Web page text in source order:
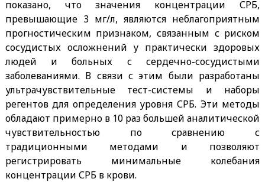
показано, что значения концентрации СРБ,
превышающие 3 мг/л, являются неблагоприятным
прогностическим признаком, связанным с риском
сосудистых осложнений у практически здоровых
людей и больных с сердечно-сосудистыми
заболеваниями. В связи с этим были разработаны
ультрачувствительные тест-системы и наборы
регентов для определения уровня СРБ. Эти методы
обладают примерно в 10 раз большей аналитической
чувствительностью по сравнению с
традиционными методами и позволяют
регистрировать минимальные колебания
концентрации СРБ в крови.